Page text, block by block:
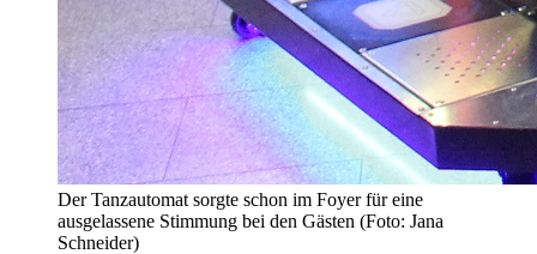
Der Tanzautomat sorgte schon im Foyer für eine
ausgelassene Stimmung bei den Gästen (Foto: Jana
Schneider)